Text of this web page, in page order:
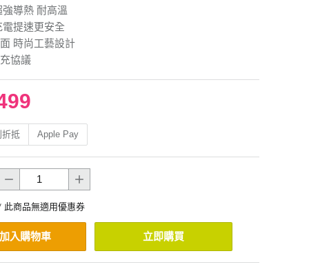
導熱 耐高溫
提速更安全
時尚工藝設計
協議
抵 Apple Pay
此商品無適用優惠券
加入購物車 立即購買